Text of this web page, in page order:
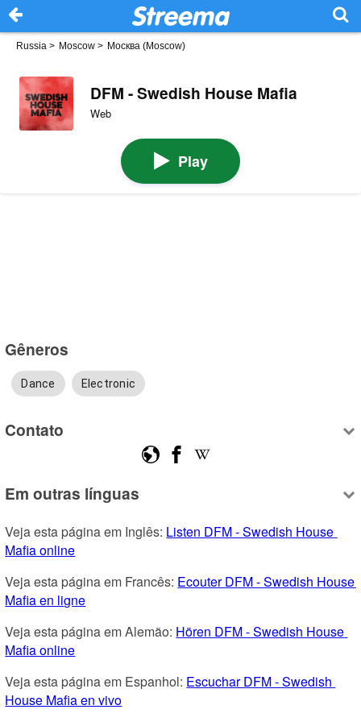
Russia > Moscow > Москва (Moscow)
DFM - Swedish House Mafia
Web
Play
Gêneros
Dance Electronic
Contato
Em outras línguas
Veja esta página em Inglês: Listen DFM - Swedish House
Mafia online
Veja esta página em Francês: Ecouter DFM - Swedish House
Mafia en ligne
Veja esta página em Alemão: Hören DFM - Swedish House
Mafia online
Veja esta página em Espanhol: Escuchar DFM - Swedish
House Mafia en vivo